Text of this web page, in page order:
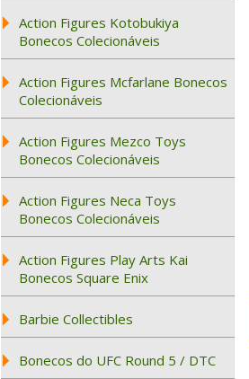
Action Figures Kotobukiya
Bonecos Colecionáveis
Action Figures Mcfarlane Bonecos
Colecionáveis
Action Figures Mezco Toys
Bonecos Colecionáveis
Action Figures Neca Toys
Bonecos Colecionáveis
Action Figures Play Arts Kai
Bonecos Square Enix
Barbie Collectibles
Bonecos do UFC Round 5 / DTC